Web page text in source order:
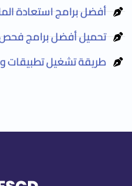
أفضل برامج استعادة
تحميل أفضل برامج فحص
طريقة تشغيل تطبيقات و